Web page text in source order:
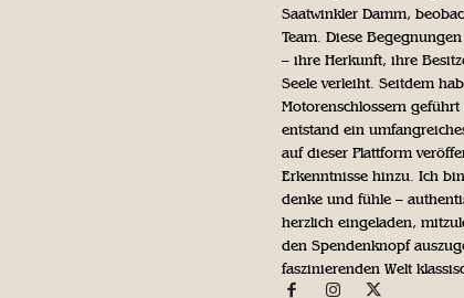
Saatwinkler Damm,
Team. Diese
– ihre Herkunft, ihre
Seele verleiht. Seitdem
Motorenschlossern
entstand ein
auf dieser Plattform
Erkenntnisse hinzu. Ich
denke und fühle –
herzlich eingeladen,
den Spendenknopf
faszinierenden Welt